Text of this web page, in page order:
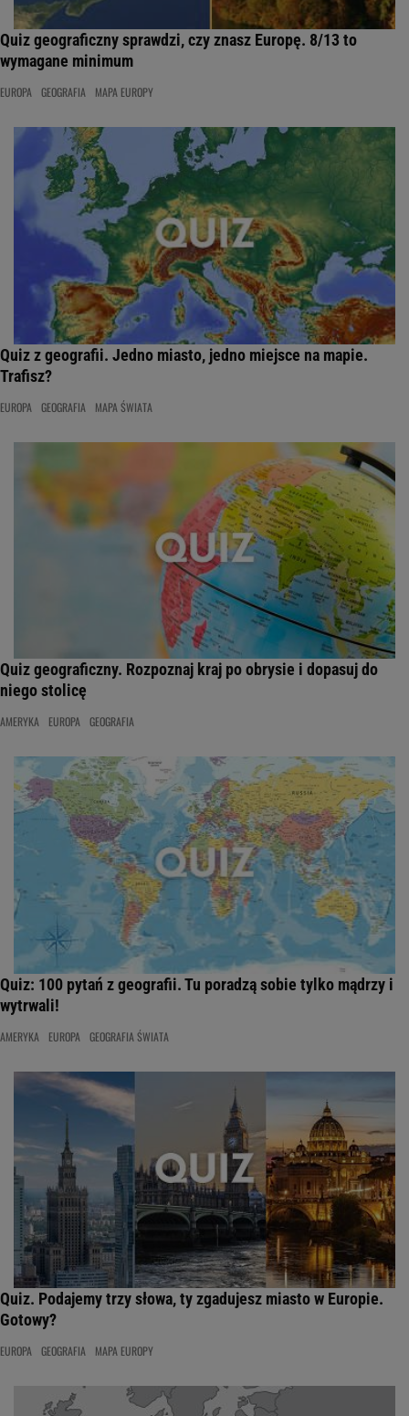
Quiz geograficzny sprawdzi, czy znasz Europę. 8/13 to
wymagane minimum
EUROPA GEOGRAFIA MAPA EUROPY
Quiz z geografii. Jedno miasto, jedno miejsce na mapie.
Trafisz?
EUROPA GEOGRAFIA MAPA ŚWIATA
Quiz geograficzny. Rozpoznaj kraj po obrysie i dopasuj do
niego stolicę
AMERYKA EUROPA GEOGRAFIA
Quiz: 100 pytań z geografii. Tu poradzą sobie tylko mądrzy i
wytrwali!
AMERYKA EUROPA GEOGRAFIA ŚWIATA
Quiz. Podajemy trzy słowa, ty zgadujesz miasto w Europie.
Gotowy?
EUROPA GEOGRAFIA MAPA EUROPY